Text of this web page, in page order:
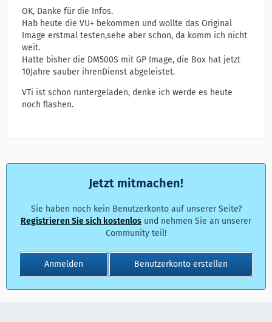
OK, Danke für die Infos.
Hab heute die VU+ bekommen und wollte das Original
Image erstmal testen,sehe aber schon, da komm ich nicht
weit.
Hatte bisher die DM500S mit GP Image, die Box hat jetzt
10Jahre sauber ihrenDienst abgeleistet.
VTi ist schon runtergeladen, denke ich werde es heute
noch flashen.
Jetzt mitmachen!
Sie haben noch kein Benutzerkonto auf unserer Seite?
Registrieren Sie sich kostenlos und nehmen Sie an unserer
Community teil!
Benutzerkonto erstellen
Anmelden